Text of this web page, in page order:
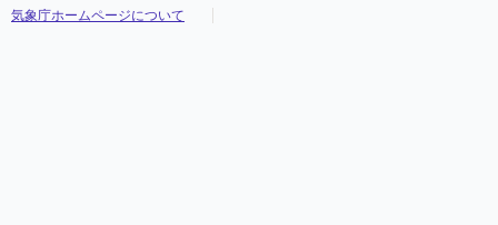
気象庁ホームページについて